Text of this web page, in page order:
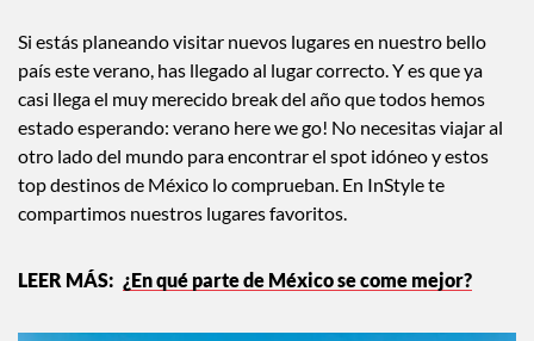
Si estás planeando visitar nuevos lugares en nuestro bello
país este verano, has llegado al lugar correcto. Y es que ya
casi llega el muy merecido break del año que todos hemos
estado esperando: verano here we go! No necesitas viajar al
otro lado del mundo para encontrar el spot idóneo y estos
top destinos de México lo comprueban. En InStyle te
compartimos nuestros lugares favoritos.
¿En qué parte de México se come mejor?